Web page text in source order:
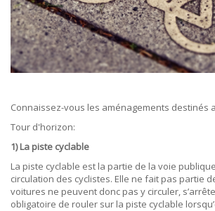
Connaissez-vous les aménagements destinés
Tour d'horizon:
1) La piste cyclable
La piste cyclable est la partie de la voie
circulation des cyclistes. Elle ne fait pas partie
voitures ne peuvent donc pas y circuler,
obligatoire de rouler sur la piste cyclable